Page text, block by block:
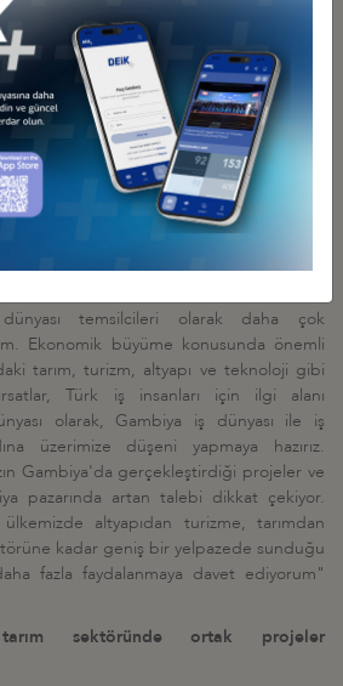
Gambiya'ya özellikle enerji alanında
Yenilenebilir enerji, tarım, turizm,
potansiyeller var. Sektörel olarak neler
gerekiyor. Gambiya hala keşfedilmemiş
yapmanızı istiyoruz" dedi.
birliğimizi artırmak adına üzerimize
ise, "Gambiya ile 100 milyon dolara
yansıtmayan bir ticaret
üst seviyelere taşımak, hem de
temsilcileri olarak daha çok
Ekonomik büyüme konusunda önemli
tarım, turizm, altyapı ve teknoloji gibi
Türk iş insanları için ilgi alanı
olarak, Gambiya iş dünyası ile iş
üzerimize düşeni yapmaya hazırız.
Gambiya'da gerçekleştirdiği projeler ve
pazarında artan talebi dikkat çekiyor.
altyapıdan turizme, tarımdan
kadar geniş bir yelpazede sunduğu
fazla faydalanmaya davet ediyorum"
sektöründe ortak projeler